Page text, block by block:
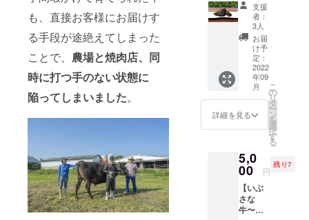
も、直接お客様にお届けす
る手段が途絶えてしまった
ことで、 農場と焼肉店、同
時に打つ手のない状態に
陥ってしまいました。
ルアッ
プさせ
る隠し
味に。
※写真は
イメー
ジで
す。実
際にお
届けす
るパッ
がござ
いま
す。 ※
商品詳
細は活
動報告
ジャー
キー】
￥4,000
（税込/
送料
¥600含
む） ■
ビーフ
ジャー
キー
30g×2
パック
とした
食感と
肉の香
りが特
徴の
ビーフ
支援
者：
3人
お届
け予
定：
2022
年09
月
詳細を見る
こ
の
リ
タ
ー
ン
を
選
択
す
る
5,0
00 円
残り7
【いぶ
さな
牛〜